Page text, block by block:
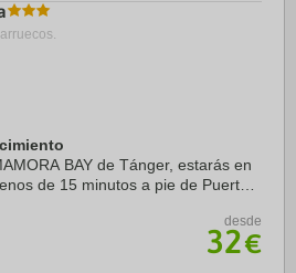
BAY de Tánger, estarás en
de 15 minutos a pie de Puerto
de Playa ...
desde
32€